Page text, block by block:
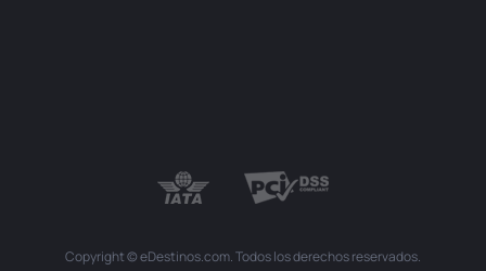
Copyright © eDestinos.com. Todos los derechos reservados.